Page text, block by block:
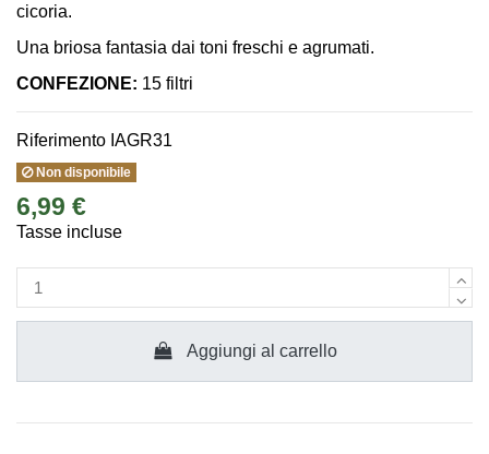
cicoria.
Una briosa fantasia dai toni freschi e agrumati.
CONFEZIONE: 15 filtri
Riferimento IAGR31
Non disponibile
6,99 €
Tasse incluse
Aggiungi al carrello